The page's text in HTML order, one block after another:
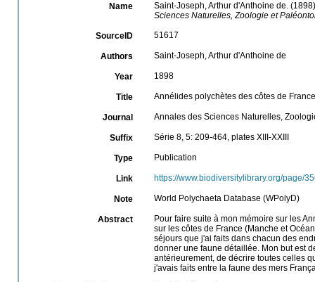
Name
Saint-Joseph, Arthur d'Anthoine de.
Sciences Naturelles, Zoologie et
SourceID 51617
Authors Saint-Joseph, Arthur d'Anthoine de
Year 1898
Title Annélides polychètes des côtes de
Journal Annales des Sciences Naturelles,
Suffix Série 8, 5: 209-464, plates XIII-XXIII
Type Publication
Link https://www.biodiversitylibrary.org/page/
Note World Polychaeta Database (WPolyD)
Abstract
Pour faire suite à mon mémoire sur les
sur les côtes de France (Manche et
séjours que j'ai faits dans chacun des
donner une faune détaillée. Mon but est
antérieurement, de décrire toutes celles
j'avais faits entre la faune des mers